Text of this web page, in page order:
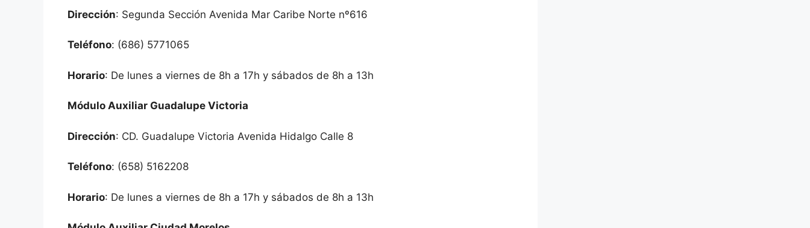
Dirección: Segunda Sección Avenida Mar Caribe Norte nº616
Teléfono: (686) 5771065
Horario: De lunes a viernes de 8h a 17h y sábados de 8h a 13h
Módulo Auxiliar Guadalupe Victoria
Dirección: CD. Guadalupe Victoria Avenida Hidalgo Calle 8
Teléfono: (658) 5162208
Horario: De lunes a viernes de 8h a 17h y sábados de 8h a 13h